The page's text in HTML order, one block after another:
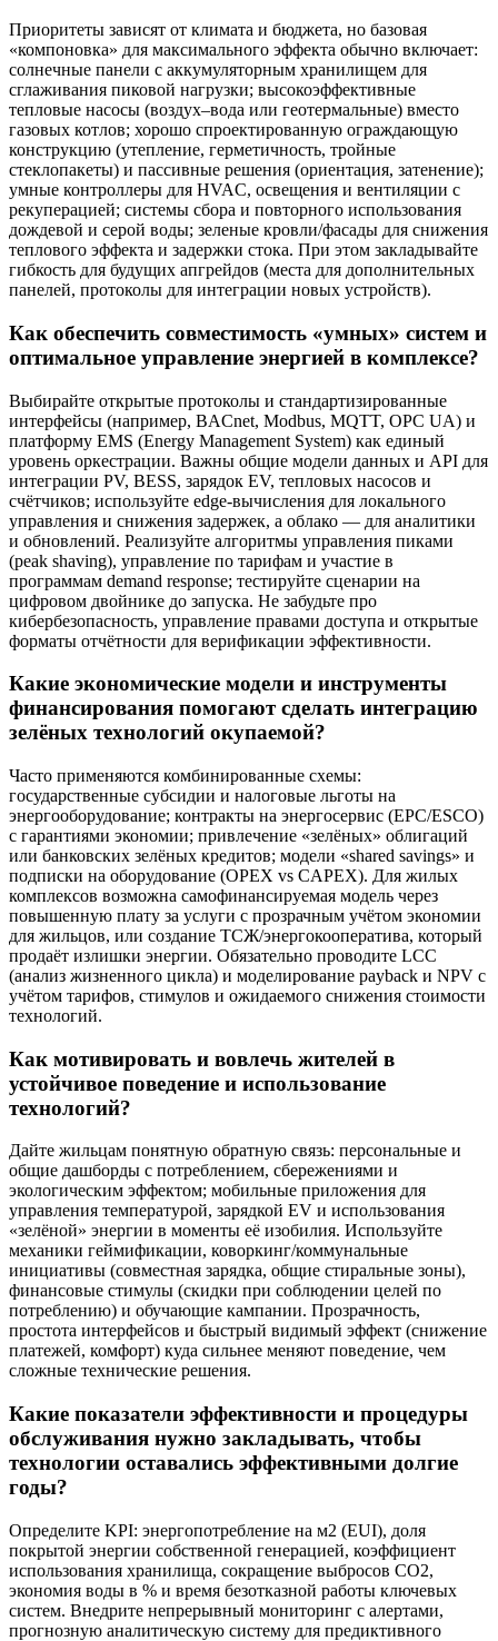
Приоритеты зависят от климата и бюджета, но базовая
«компоновка» для максимального эффекта обычно включает:
солнечные панели с аккумуляторным хранилищем для
сглаживания пиковой нагрузки; высокоэффективные
тепловые насосы (воздух–вода или геотермальные) вместо
газовых котлов; хорошо спроектированную ограждающую
конструкцию (утепление, герметичность, тройные
стеклопакеты) и пассивные решения (ориентация, затенение);
умные контроллеры для HVAC, освещения и вентиляции с
рекуперацией; системы сбора и повторного использования
дождевой и серой воды; зеленые кровли/фасады для снижения
теплового эффекта и задержки стока. При этом закладывайте
гибкость для будущих апгрейдов (места для дополнительных
панелей, протоколы для интеграции новых устройств).
Как обеспечить совместимость «умных» систем и
оптимальное управление энергией в комплексе?
Выбирайте открытые протоколы и стандартизированные
интерфейсы (например, BACnet, Modbus, MQTT, OPC UA) и
платформу EMS (Energy Management System) как единый
уровень оркестрации. Важны общие модели данных и API для
интеграции PV, BESS, зарядок EV, тепловых насосов и
счётчиков; используйте edge-вычисления для локального
управления и снижения задержек, а облако — для аналитики
и обновлений. Реализуйте алгоритмы управления пиками
(peak shaving), управление по тарифам и участие в
программам demand response; тестируйте сценарии на
цифровом двойнике до запуска. Не забудьте про
кибербезопасность, управление правами доступа и открытые
форматы отчётности для верификации эффективности.
Какие экономические модели и инструменты
финансирования помогают сделать интеграцию
зелёных технологий окупаемой?
Часто применяются комбинированные схемы:
государственные субсидии и налоговые льготы на
энергооборудование; контракты на энергосервис (EPC/ESCO)
с гарантиями экономии; привлечение «зелёных» облигаций
или банковских зелёных кредитов; модели «shared savings» и
подписки на оборудование (OPEX vs CAPEX). Для жилых
комплексов возможна самофинансируемая модель через
повышенную плату за услуги с прозрачным учётом экономии
для жильцов, или создание ТСЖ/энергокооператива, который
продаёт излишки энергии. Обязательно проводите LCC
(анализ жизненного цикла) и моделирование payback и NPV с
учётом тарифов, стимулов и ожидаемого снижения стоимости
технологий.
Как мотивировать и вовлечь жителей в
устойчивое поведение и использование
технологий?
Дайте жильцам понятную обратную связь: персональные и
общие дашборды с потреблением, сбережениями и
экологическим эффектом; мобильные приложения для
управления температурой, зарядкой EV и использования
«зелёной» энергии в моменты её изобилия. Используйте
механики геймификации, коворкинг/коммунальные
инициативы (совместная зарядка, общие стиральные зоны),
финансовые стимулы (скидки при соблюдении целей по
потреблению) и обучающие кампании. Прозрачность,
простота интерфейсов и быстрый видимый эффект (снижение
платежей, комфорт) куда сильнее меняют поведение, чем
сложные технические решения.
Какие показатели эффективности и процедуры
обслуживания нужно закладывать, чтобы
технологии оставались эффективными долгие
годы?
Определите KPI: энергопотребление на м2 (EUI), доля
покрытой энергии собственной генерацией, коэффициент
использования хранилища, сокращение выбросов CO2,
экономия воды в % и время безотказной работы ключевых
систем. Внедрите непрерывный мониторинг с алертами,
прогнозную аналитическую систему для предиктивного